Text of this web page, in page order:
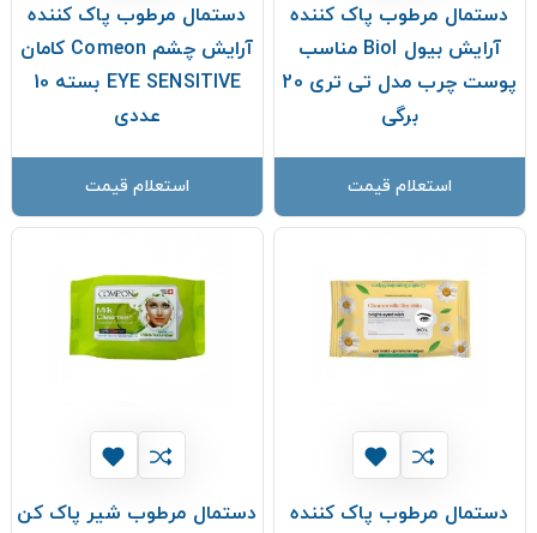
دستمال مرطوب پاک کننده
آرایش بیول Biol مناسب
پوست چرب مدل تی تری 20
برگی
استعلام قیمت
دستمال مرطوب پاک کننده
آرایش چشم Comeon کامان
EYE SENSITIVE بسته 10
عددی
استعلام قیمت
دستمال مرطوب پاک کننده
دستمال مرطوب شير پاک کن